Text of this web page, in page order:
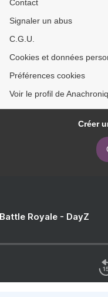
Contact
Signaler un abus
C.G.U.
Cookies et données
Préférences cookies
Voir le profil de
Créer
Royale - DayZ